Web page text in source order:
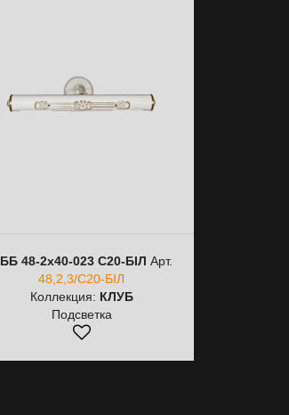
48-2х40-023 С20-БІЛ Арт.
48,2,3/С20-БІЛ
Коллекция: КЛУБ
Подсветка